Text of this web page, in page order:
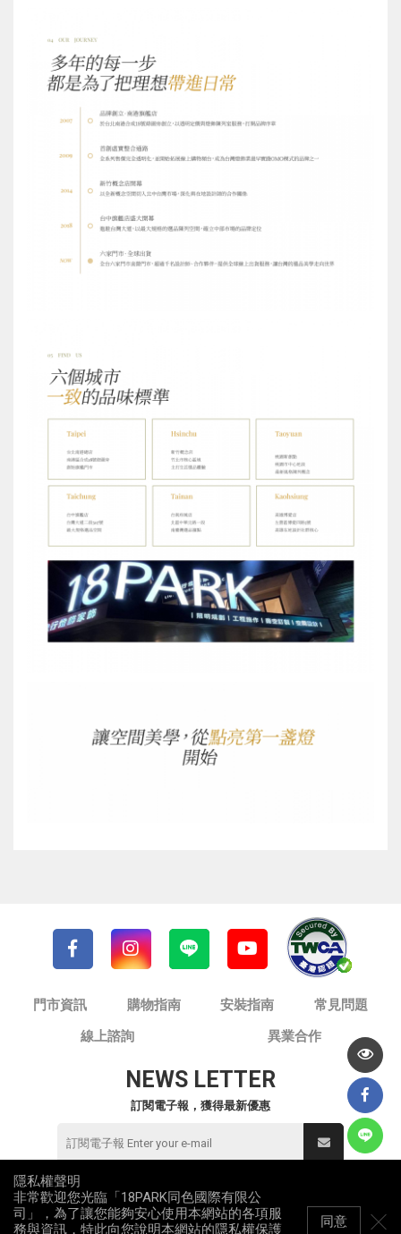
門市資訊 購物指南 安裝指南
常見問題
線上諮詢
異業合作
NEWS LETTER
訂閱電子報，獲得最新優惠
© 同色國際有限公司 / 18PARK流行燈飾傢飾
統一編號：82953912
隱私權聲明
非常歡迎您光臨「18PARK同色國際有限公
司」，為了讓您能夠安心使用本網站的各項服
務與資訊，特此向您說明本網站的隱私權保護
同意